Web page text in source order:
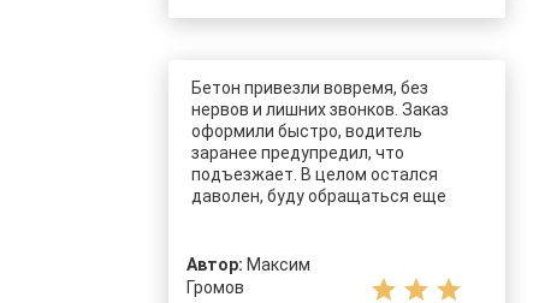
Бетон привезли вовремя, без
нервов и лишних звонков. Заказ
оформили быстро, водитель
заранее предупредил, что
подъезжает. В целом остался
даволен, буду обращаться еще
Автор: Максим
Громов
star star star